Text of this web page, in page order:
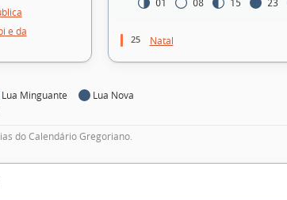
e da
01 08 15 23
25 Natal
Lua Minguante
Lua Nova
do Calendário Gregoriano.